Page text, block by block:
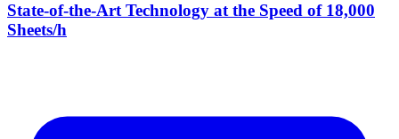
State-of-the-Art Technology at the Speed of 18,000
Sheets/h